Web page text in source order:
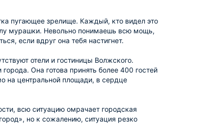
пугающее зрелище. Каждый, кто видел это
мурашки. Невольно понимаешь всю мощь,
если вдруг она тебя настигнет.
отели и гостиницы Волжского.
Она готова принять более 400 гостей
на центральной площади, в сердце
всю ситуацию омрачает городская
но к сожалению, ситуация резко